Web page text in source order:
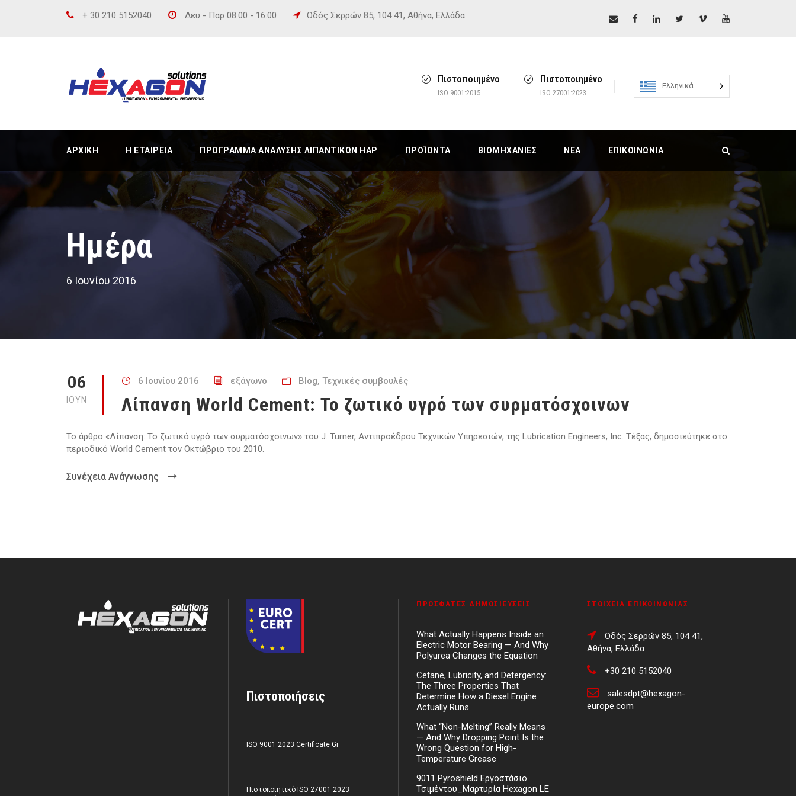
+ 30 210 5152040 Δευ - Παρ 08:00 - 16:00 Οδός Σερρών 85, 104 41, Αθήνα, Ελλάδα
Πιστοποιημένο
ISO 9001:2015
Πιστοποιημένο
ISO 27001:2023
Ελληνικά
ΑΡΧΙΚΉ Η ΕΤΑΙΡΕΊΑ ΠΡΌΓΡΑΜΜΑ ΑΝΆΛΥΣΗΣ ΛΙΠΑΝΤΙΚΏΝ HAP ΠΡΟΪΌΝΤΑ ΒΙΟΜΗΧΑΝΊΕΣ ΝΈΑ ΕΠΙΚΟΙΝΩΝΊΑ
Ημέρα
6 Ιουνίου 2016
06
ΙΟΎΝ
6 Ιουνίου 2016 εξάγωνο Blog, Τεχνικές συμβουλές
Λίπανση World Cement: Το ζωτικό υγρό των συρματόσχοινων
Το άρθρο «Λίπανση: Το ζωτικό υγρό των συρματόσχοινων» του J. Turner, Αντιπροέδρου Τεχνικών Υπηρεσιών, της Lubrication Engineers, Inc. Τέξας, δημοσιεύτηκε στο
περιοδικό World Cement τον Οκτώβριο του 2010.
Συνέχεια Ανάγνωσης
Πιστοποιήσεις
ISO 9001 2023 Certificate Gr
Πιστοποιητικό ISO 27001 2023
ΠΡΌΣΦΑΤΕΣ ΔΗΜΟΣΙΕΎΣΕΙΣ
What Actually Happens Inside an
Electric Motor Bearing — And Why
Polyurea Changes the Equation
Cetane, Lubricity, and Detergency:
The Three Properties That
Determine How a Diesel Engine
Actually Runs
What “Non-Melting” Really Means
— And Why Dropping Point Is the
Wrong Question for High-
Temperature Grease
9011 Pyroshield Εργοστάσιο
Τσιμέντου_Μαρτυρία Hexagon LE
ΣΤΟΙΧΕΊΑ ΕΠΙΚΟΙΝΩΝΊΑΣ
Οδός Σερρών 85, 104 41,
Αθήνα, Ελλάδα
+30 210 5152040
salesdpt@hexagon-
europe.com